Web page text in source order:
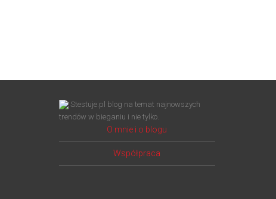
Stestuje.pl blog na temat najnowszych
trendów w bieganiu i nie tylko.
O mnie i o blogu
Współpraca